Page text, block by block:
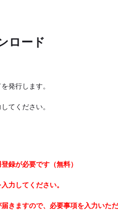
ロード
発行します。
てください。
録が必要です（無料）
力してください。
届きますので、必要事項を入力いた